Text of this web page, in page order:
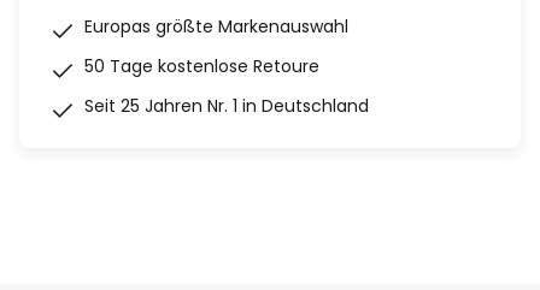
Europas größte Markenauswahl
50 Tage kostenlose Retoure
Seit 25 Jahren Nr. 1 in Deutschland